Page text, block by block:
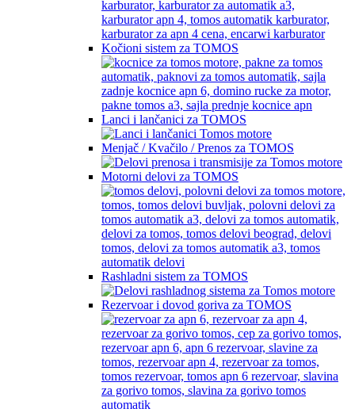
Kočioni sistem za TOMOS
Lanci i lančanici za TOMOS
Menjač / Kvačilo / Prenos za TOMOS
Motorni delovi za TOMOS
Rashladni sistem za TOMOS
Rezervoar i dovod goriva za TOMOS